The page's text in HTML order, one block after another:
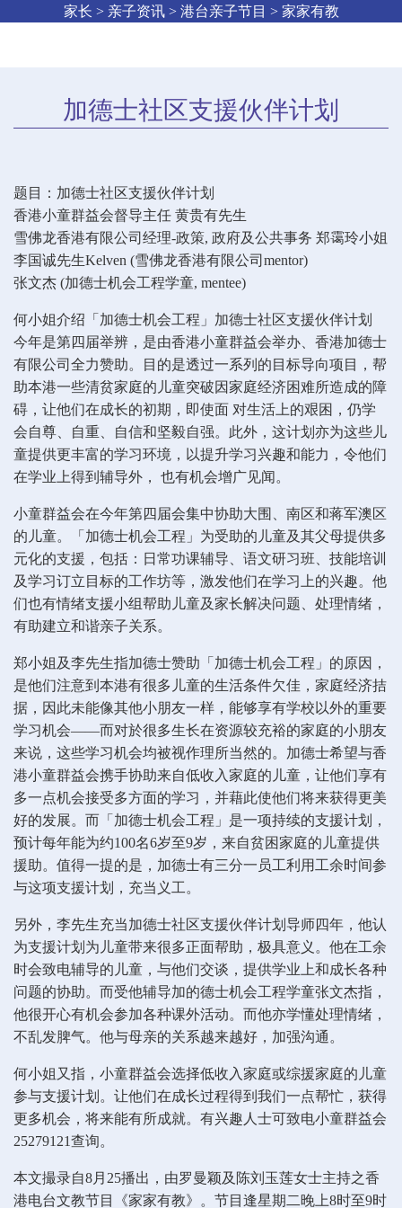
家长 > 亲子资讯 > 港台亲子节目 > 家家有教
加德士社区支援伙伴计划
题目：加德士社区支援伙伴计划
香港小童群益会督导主任 黄贵有先生
雪佛龙香港有限公司经理-政策, 政府及公共事务 郑霭玲小姐
李国诚先生Kelven (雪佛龙香港有限公司mentor)
张文杰 (加德士机会工程学童, mentee)
何小姐介绍「加德士机会工程」加德士社区支援伙伴计划
今年是第四届举辨，是由香港小童群益会举办、香港加德士
有限公司全力赞助。目的是透过一系列的目标导向项目，帮
助本港一些清贫家庭的儿童突破因家庭经济困难所造成的障
碍，让他们在成长的初期，即使面 对生活上的艰困，仍学
会自尊、自重、自信和坚毅自强。此外，这计划亦为这些儿
童提供更丰富的学习环境，以提升学习兴趣和能力，令他们
在学业上得到辅导外， 也有机会增广见闻。
小童群益会在今年第四届会集中协助大围、南区和蒋军澳区
的儿童。「加德士机会工程」为受助的儿童及其父母提供多
元化的支援，包括：日常功课辅导、语文研习班、技能培训
及学习订立目标的工作坊等，激发他们在学习上的兴趣。他
们也有情绪支援小组帮助儿童及家长解决问题、处理情绪，
有助建立和谐亲子关系。
郑小姐及李先生指加德士赞助「加德士机会工程」的原因，
是他们注意到本港有很多儿童的生活条件欠佳，家庭经济拮
据，因此未能像其他小朋友一样，能够享有学校以外的重要
学习机会――而对於很多生长在资源较充裕的家庭的小朋友
来说，这些学习机会均被视作理所当然的。加德士希望与香
港小童群益会携手协助来自低收入家庭的儿童，让他们享有
多一点机会接受多方面的学习，并藉此使他们将来获得更美
好的发展。而「加德士机会工程」是一项持续的支援计划，
预计每年能为约100名6岁至9岁，来自贫困家庭的儿童提供
援助。值得一提的是，加德士有三分一员工利用工余时间参
与这项支援计划，充当义工。
另外，李先生充当加德士社区支援伙伴计划导师四年，他认
为支援计划为儿童带来很多正面帮助，极具意义。他在工余
时会致电辅导的儿童，与他们交谈，提供学业上和成长各种
问题的协助。而受他辅导加的德士机会工程学童张文杰指，
他很开心有机会参加各种课外活动。而他亦学懂处理情绪，
不乱发脾气。他与母亲的关系越来越好，加强沟通。
何小姐又指，小童群益会选择低收入家庭或综援家庭的儿童
参与支援计划。让他们在成长过程得到我们一点帮忙，获得
更多机会，将来能有所成就。有兴趣人士可致电小童群益会
25279121查询。
本文撮录自8月25播出，由罗曼颖及陈刘玉莲女士主持之香
港电台文教节目《家家有教》。节目逢星期二晚上8时至9时